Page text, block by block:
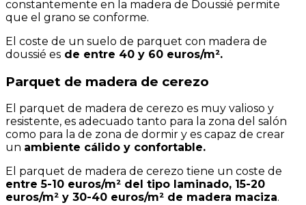
constantemente en la madera de Doussié permite
que el grano se conforme.
El coste de un suelo de parquet con madera de
doussié es de entre 40 y 60 euros/m².
Parquet de madera de cerezo
El parquet de madera de cerezo es muy valioso y
resistente, es adecuado tanto para la zona del salón
como para la de zona de dormir y es capaz de crear
un ambiente cálido y confortable.
El parquet de madera de cerezo tiene un coste de
entre 5-10 euros/m² del tipo laminado, 15-20
euros/m² y 30-40 euros/m² de madera maciza.